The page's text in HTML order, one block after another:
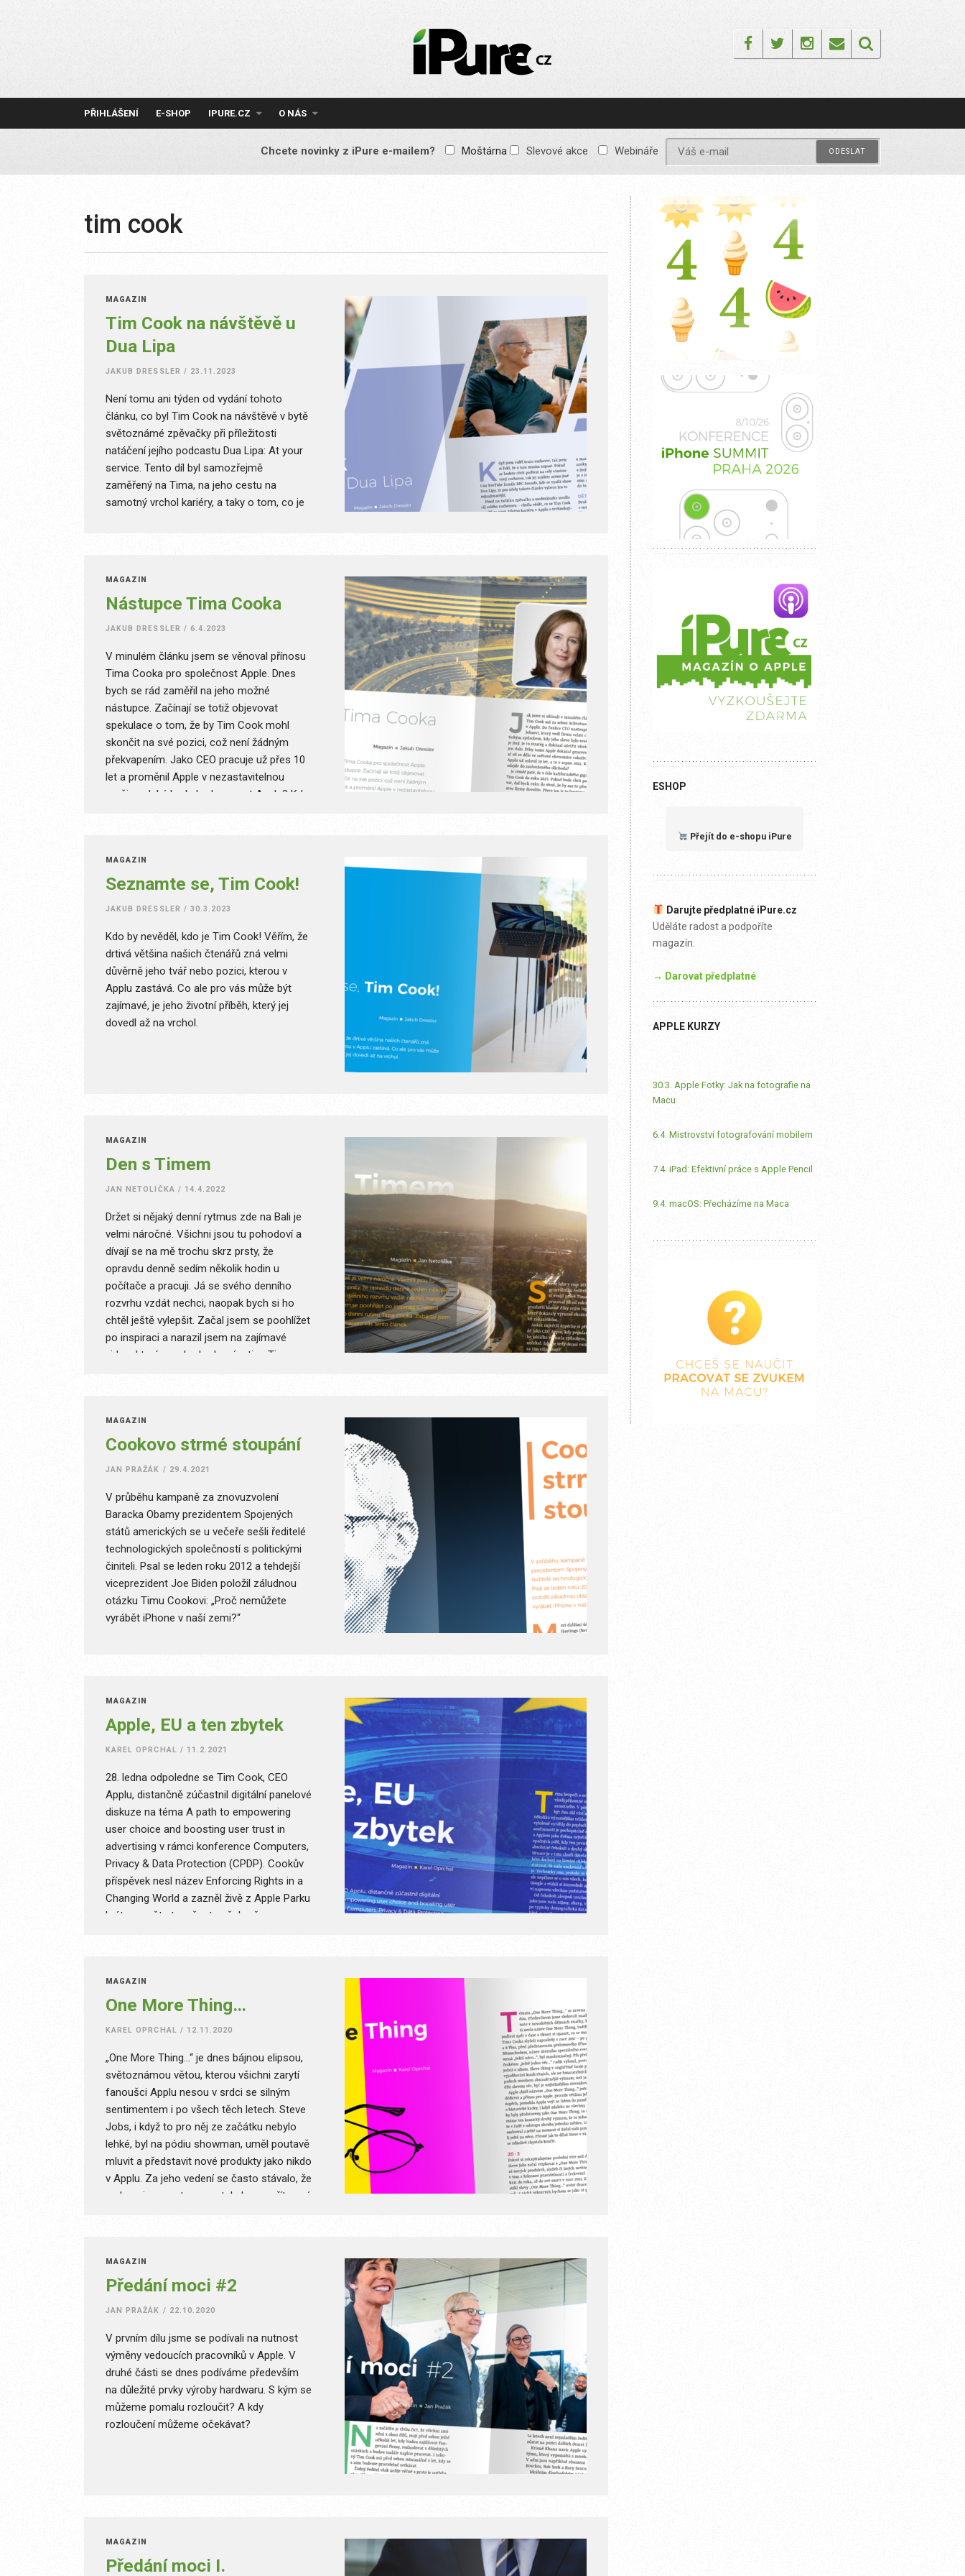
IPURE.CZ
Prémiový Apple e-
reklamy, žádné
obsah pro všechny
FacebookTwitterInstagram
Email
PŘIHLÁŠENÍ E-SHOP IPURE.CZ O NÁS
Chcete novinky z iPure e-mailem? Moštárna Slevové akce Webináře
tim cook
MAGAZÍN
Tim Cook na návštěvě u
Dua Lipa
JAKUB DRESSLER / 23.11.2023
Není tomu ani týden od vydání tohoto
článku, co byl Tim Cook na návštěvě v bytě
světoznámé zpěvačky při příležitosti
natáčení jejího podcastu Dua Lipa: At your
service. Tento díl byl samozřejmě
zaměřený na Tima, na jeho cestu na
samotný vrchol kariéry, a taky o tom, co je
MAGAZÍN
Nástupce Tima Cooka
JAKUB DRESSLER / 6.4.2023
V minulém článku jsem se věnoval přínosu
Tima Cooka pro společnost Apple. Dnes
bych se rád zaměřil na jeho možné
nástupce. Začínají se totiž objevovat
spekulace o tom, že by Tim Cook mohl
skončit na své pozici, což není žádným
překvapením. Jako CEO pracuje už přes 10
let a proměnil Apple v nezastavitelnou
mašinu. Jaká bude budoucnost Applu? Kdo
MAGAZÍN
Seznamte se, Tim Cook!
JAKUB DRESSLER / 30.3.2023
Kdo by nevěděl, kdo je Tim Cook! Věřím, že
drtivá většina našich čtenářů zná velmi
důvěrně jeho tvář nebo pozici, kterou v
Applu zastává. Co ale pro vás může být
zajímavé, je jeho životní příběh, který jej
dovedl až na vrchol.
MAGAZÍN
Den s Timem
JAN NETOLIČKA / 14.4.2022
Držet si nějaký denní rytmus zde na Bali je
velmi náročné. Všichni jsou tu pohodoví a
dívají se na mě trochu skrz prsty, že
opravdu denně sedím několik hodin u
počítače a pracuji. Já se svého denního
rozvrhu vzdát nechci, naopak bych si ho
chtěl ještě vylepšit. Začal jsem se poohlížet
po inspiraci a narazil jsem na zajímavé
video, které rozebralo denní rutinu Tima
MAGAZÍN
Cookovo strmé stoupání
JAN PRAŽÁK / 29.4.2021
V průběhu kampaně za znovuzvolení
Baracka Obamy prezidentem Spojených
států amerických se u večeře sešli ředitelé
technologických společností s politickými
činiteli. Psal se leden roku 2012 a tehdejší
viceprezident Joe Biden položil záludnou
otázku Timu Cookovi: „Proč nemůžete
vyrábět iPhone v naší zemi?“
MAGAZÍN
Apple, EU a ten zbytek
KAREL OPRCHAL / 11.2.2021
28. ledna odpoledne se Tim Cook, CEO
Applu, distančně zúčastnil digitální panelové
diskuze na téma A path to empowering
user choice and boosting user trust in
advertising v rámci konference Computers,
Privacy & Data Protection (CPDP). Cookův
příspěvek nesl název Enforcing Rights in a
Changing World a zazněl živě z Apple Parku
krátce po čtvrt na šest našeho času.
vysvětlit, proč zrovna tato za naši
pozornost stojí.
MAGAZÍN
One More Thing…
KAREL OPRCHAL / 12.11.2020
„One More Thing…“ je dnes bájnou elipsou,
světoznámou větou, kterou všichni zarytí
fanoušci Applu nesou v srdci se silným
sentimentem i po všech těch letech. Steve
Jobs, i když to pro něj ze začátku nebylo
lehké, byl na pódiu showman, uměl poutavě
mluvit a představit nové produkty jako nikdo
v Applu. Za jeho vedení se často stávalo, že
na konci prezentace nastal zlom a přítomní
MAGAZÍN
Předání moci #2
JAN PRAŽÁK / 22.10.2020
V prvním dílu jsme se podívali na nutnost
výměny vedoucích pracovníků v Apple. V
druhé části se dnes podíváme především
na důležité prvky výroby hardwaru. S kým se
můžeme pomalu rozloučit? A kdy
rozloučení můžeme očekávat?
MAGAZÍN
Předání moci I.
ESHOP
Přejít do e-shopu iPure
Darujte předplatné iPure.cz
Uděláte radost a podpoříte
magazín.
→ Darovat předplatné
APPLE KURZY
30.3. Apple Fotky: Jak na fotografie na
Macu
6.4. Mistrovství fotografování mobilem
7.4. iPad: Efektivní práce s Apple Pencil
9.4. macOS: Přecházíme na Maca